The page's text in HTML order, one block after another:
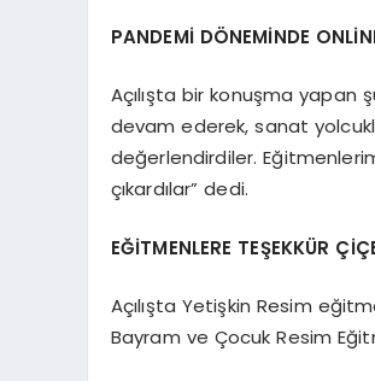
PANDEMİ DÖNEMİNDE
Açılışta bir konuşma yapan
devam ederek, sanat
değerlendirdiler.
çıkardılar” dedi.
EĞİTMENLERE TEŞEKKÜR
Açılışta Yetişkin Resim
Bayram ve Çocuk Resim